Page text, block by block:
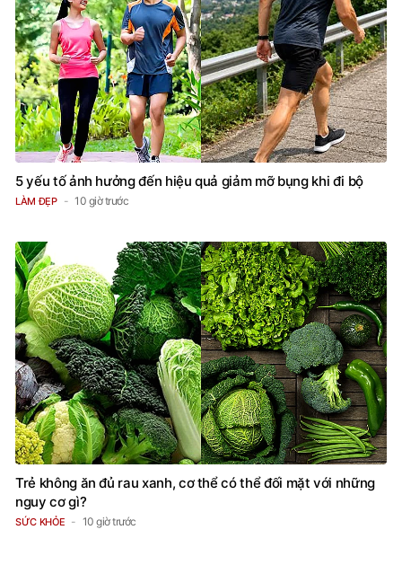
5 yếu tố ảnh hưởng đến hiệu quả giảm mỡ bụng khi đi bộ
LÀM ĐẸP 10 giờ trước
Trẻ không ăn đủ rau xanh, cơ thể có thể đối mặt với những
nguy cơ gì?
SỨC KHỎE 10 giờ trước